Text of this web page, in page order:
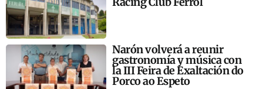
Narón volverá a reunir
gastronomía y música con
la III Feira de Exaltación do
Porco ao Espeto